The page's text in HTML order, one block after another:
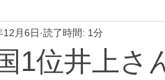
1位井上さ
12月6日 読了時間: 1分